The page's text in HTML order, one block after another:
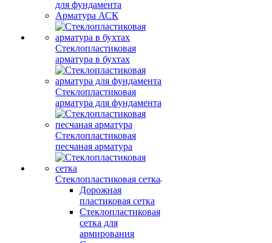
для фундамента
Арматура АСК
Стеклопластиковая
арматура в бухтах
Стеклопластиковая
арматура для фундамента
Стеклопластиковая
песчаная арматура
Стеклопластиковая сетка
Дорожная
пластиковая сетка
Стеклопластиковая
сетка для
армирования